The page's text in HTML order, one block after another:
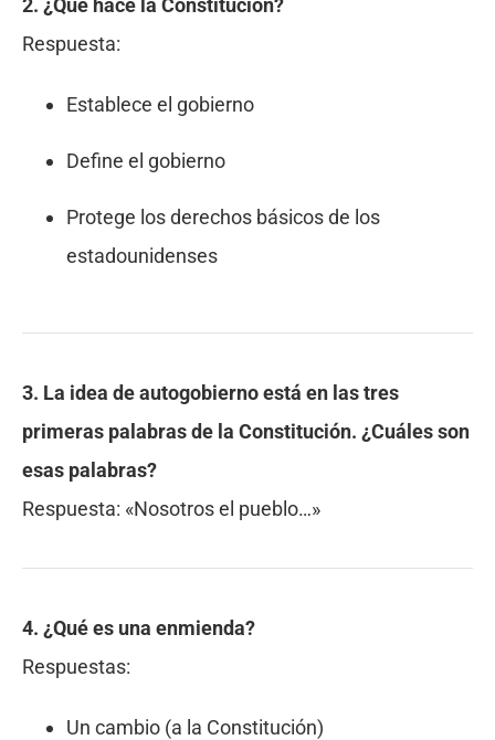
2. ¿Qué hace la Constitución?
Respuesta:
Establece el gobierno
Define el gobierno
Protege los derechos básicos de los
estadounidenses
3. La idea de autogobierno está en las tres
primeras palabras de la Constitución. ¿Cuáles son
esas palabras?
Respuesta: «Nosotros el pueblo…»
4. ¿Qué es una enmienda?
Respuestas:
Un cambio (a la Constitución)